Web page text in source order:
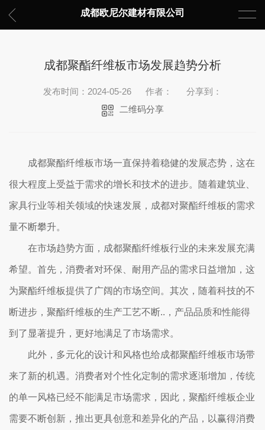
成都欧尼尔建材有限公司
成都聚酯纤维板市场发展趋势分析
发布时间：2024-05-26 作者：
分享到：
二维码分享
成都聚酯纤维板市场一直保持着稳健的发展态势，这在
很大程度上受益于需求的增长和技术的进步。随着建筑业、
家具行业等相关领域的快速发展，成都对聚酯纤维板的需求
量不断攀升。
在市场趋势方面，成都聚酯纤维板行业的未来发展充满
希望。首先，消费者对环保、耐用产品的需求日益增加，这
为聚酯纤维板提供了广阔的市场空间。其次，随着科技的不
断进步，聚酯纤维板的生产工艺不断..，产品品质和性能得
到了显著提升，更好地满足了市场需求。
此外，多元化的设计和风格也给成都聚酯纤维板市场带
来了新的机遇。消费者对个性化定制的需求逐渐增加，传统
的单一风格已经不能满足市场需求，因此，聚酯纤维板企业
需要不断创新，推出更具创意和差异化的产品，以赢得消费